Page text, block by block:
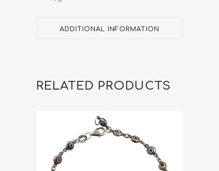
ADDITIONAL INFORMATION
RELATED PRODUCTS